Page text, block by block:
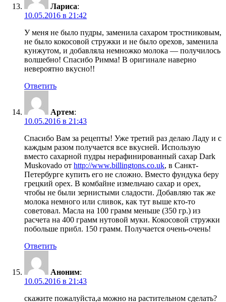
Лариса:
10.05.2016 в 21:42
У меня не было пудры, заменила сахаром тростниковым,
не было кокосовой стружки и не было орехов, заменила
кунжутом, и добавляла немножко молока — получилось
волшебно! Спасибо Римма! В оригинале наверно
невероятно вкусно!!
Ответить
Артем:
10.05.2016 в 21:43
Спасибо Вам за рецепты! Уже третий раз делаю Ладу и с
каждым разом получается все вкусней. Использую
вместо сахарной пудры нерафинированный сахар Dark
Muskovado от http://www.billingtons.co.uk, в Санкт-
Петербурге купить его не сложно. Вместо фундука беру
грецкий орех. В комбайне измельчаю сахар и орех,
чтобы не были зернистыми сладости. Добавляю так же
молока немного или сливок, как тут выше кто-то
советовал. Масла на 100 грамм меньше (350 гр.) из
расчета на 400 грамм нутовой муки. Кокосовой стружки
побольше прибл. 150 грамм. Получается очень-очень!
Ответить
Аноним:
10.05.2016 в 21:43
скажите пожалуйста,а можно на растительном сделать?